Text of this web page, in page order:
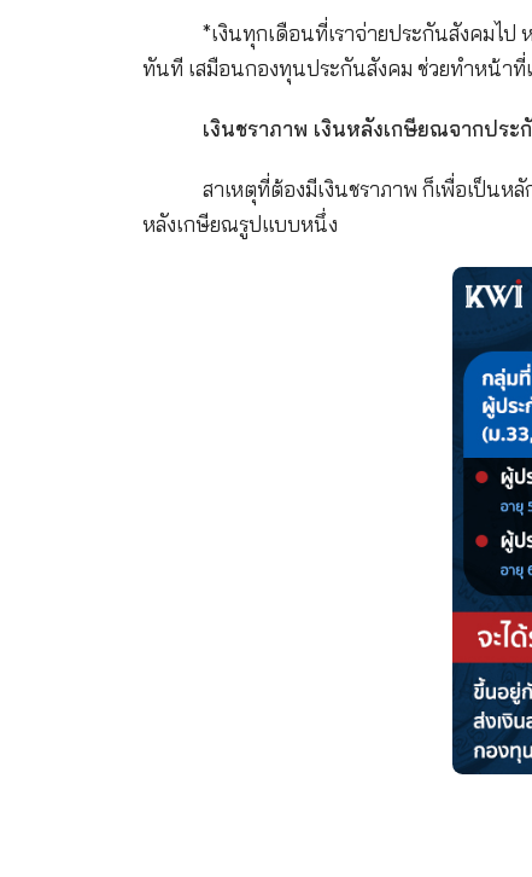
เงินชราภาพประกันสังคม คื
ส่วนที่1 สมทบกองทุนดูแลเรื่
ส่วนที่2เก็บเป็นเงินออมกร
ใช้ประกันการว่างง
*เงินทุกเดือนที่เราจ่ายปร
ทันที เสมือนกองทุนประกันสังคม ช่ว
เงินชราภาพ เงินหลังเกษีย
สาเหตุที่ต้องมีเงินชราภาพ